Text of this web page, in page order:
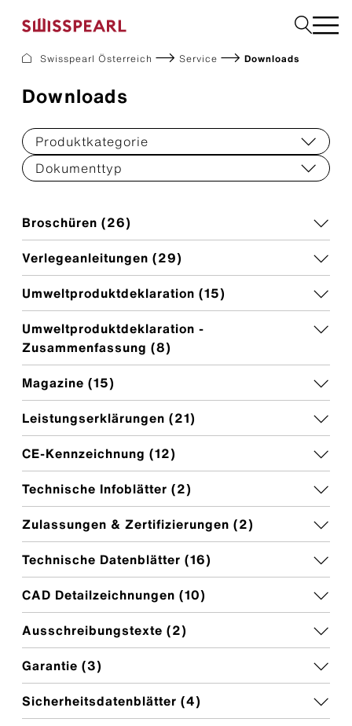
Service
Über uns
Inspiration
Dach zurück-Aktion
Nachhaltigkeit
Karriere
Fassade
Interior
Garten
Fachbetrieb finden
Swisspearl Österreich Service Downloads
Downloads
Produktkategorie
Dokumenttyp
Broschüren (26)
Verlegeanleitungen (29)
Umweltproduktdeklaration (15)
Umweltproduktdeklaration -
Zusammenfassung (8)
Magazine (15)
Leistungserklärungen (21)
CE-Kennzeichnung (12)
Technische Infoblätter (2)
Zulassungen & Zertifizierungen (2)
Technische Datenblätter (16)
CAD Detailzeichnungen (10)
Ausschreibungstexte (2)
Garantie (3)
Sicherheitsdatenblätter (4)